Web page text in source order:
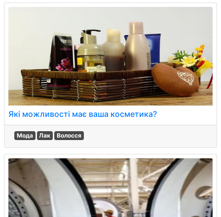
Які можливості має ваша косметика?
Мода Лак Волосся